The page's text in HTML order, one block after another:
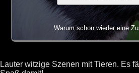
Warum schon wieder eine
Lauter witzige Szenen mit Tieren. Es